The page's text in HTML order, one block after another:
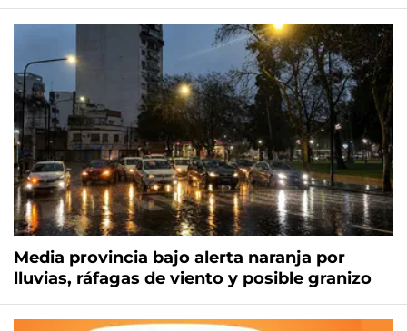
Media provincia bajo alerta naranja por
lluvias, ráfagas de viento y posible granizo